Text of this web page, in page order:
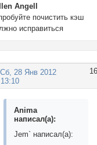
Angell
почистить кэш
исправиться
16
Сб, 28 Янв 2012
Anima
написал(а):
Jem` написал(а):